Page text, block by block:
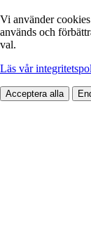
Vi använder
används och
val.
Läs vår
Acceptera alla